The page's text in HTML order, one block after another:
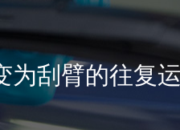
为刮臂的往复